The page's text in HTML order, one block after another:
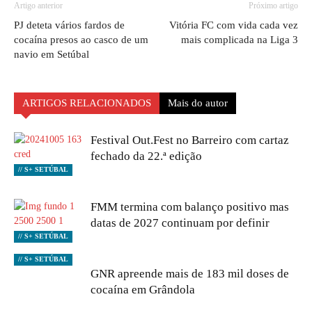
Artigo anterior
PJ deteta vários fardos de
cocaína presos ao casco de um
navio em Setúbal
Próximo artigo
Vitória FC com vida cada vez
mais complicada na Liga 3
ARTIGOS RELACIONADOS Mais do autor
// S+ SETÚBAL
Festival Out.Fest no Barreiro com cartaz
fechado da 22.ª edição
// S+ SETÚBAL
FMM termina com balanço positivo mas
datas de 2027 continuam por definir
// S+ SETÚBAL
GNR apreende mais de 183 mil doses de
cocaína em Grândola